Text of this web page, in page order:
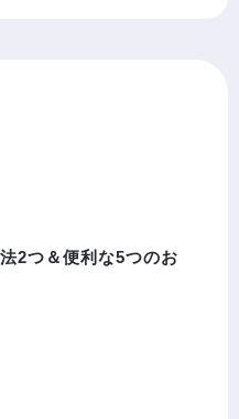
2つ＆便利な5つのお